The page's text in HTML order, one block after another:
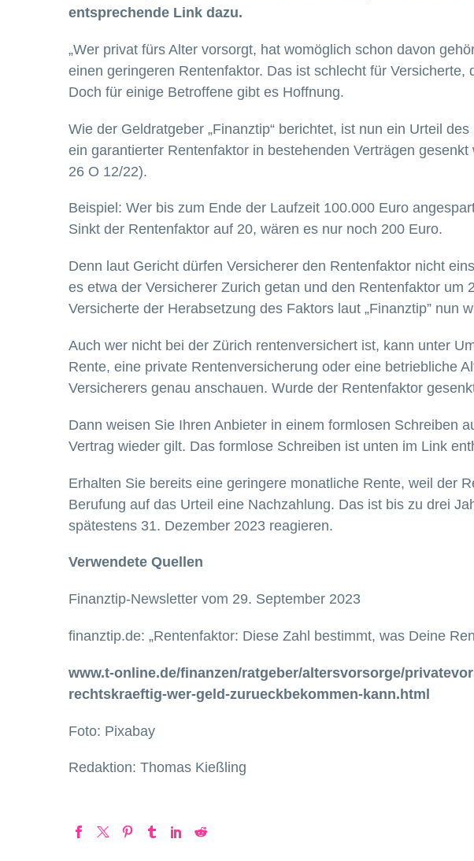
entsprechende Link dazu.
„Wer privat fürs Alter vorsorgt, hat womöglich schon davon
einen geringeren Rentenfaktor. Das ist schlecht für
Doch für einige Betroffene gibt es Hoffnung.
Wie der Geldratgeber „Finanztip“ berichtet, ist nun ein Urteil
ein garantierter Rentenfaktor in bestehenden Verträgen
26 O 12/22).
Beispiel: Wer bis zum Ende der Laufzeit 100.000 Euro
Sinkt der Rentenfaktor auf 20, wären es nur noch 200 Euro.
Denn laut Gericht dürfen Versicherer den Rentenfaktor nicht
es etwa der Versicherer Zurich getan und den Rentenfaktor
Versicherte der Herabsetzung des Faktors laut „Finanztip” nun
Auch wer nicht bei der Zürich rentenversichert ist, kann unter
Rente, eine private Rentenversicherung oder eine betriebliche
Versicherers genau anschauen. Wurde der Rentenfaktor
Dann weisen Sie Ihren Anbieter in einem formlosen Schreiben
Vertrag wieder gilt. Das formlose Schreiben ist unten im Link
Erhalten Sie bereits eine geringere monatliche Rente, weil der
Berufung auf das Urteil eine Nachzahlung. Das ist bis zu drei
spätestens 31. Dezember 2023 reagieren.
Verwendete Quellen
Finanztip-Newsletter vom 29. September 2023
finanztip.de: „Rentenfaktor: Diese Zahl bestimmt, was Deine
www.t-online.de/finanzen/ratgeber/altersvorsorge/
rechtskraeftig-wer-geld-zurueckbekommen-kann.html
Foto: Pixabay
Redaktion: Thomas Kießling